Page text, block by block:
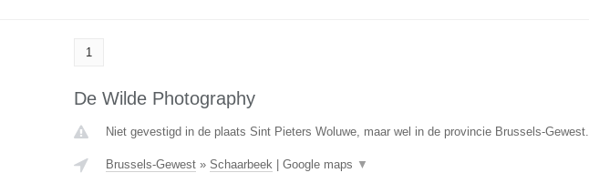
1
De Wilde Photography
Niet gevestigd in de plaats Sint Pieters Woluwe, maar wel in de provincie Brussels-Gewest.
Brussels-Gewest» Schaarbeek| Google maps ▼